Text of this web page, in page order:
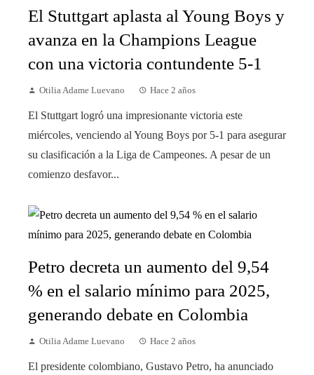
El Stuttgart aplasta al Young Boys y
avanza en la Champions League
con una victoria contundente 5-1
Otilia Adame Luevano Hace 2 años
El Stuttgart logró una impresionante victoria este
miércoles, venciendo al Young Boys por 5-1 para asegurar
su clasificación a la Liga de Campeones. A pesar de un
comienzo desfavor...
Petro decreta un aumento del 9,54
% en el salario mínimo para 2025,
generando debate en Colombia
Otilia Adame Luevano Hace 2 años
El presidente colombiano, Gustavo Petro, ha anunciado